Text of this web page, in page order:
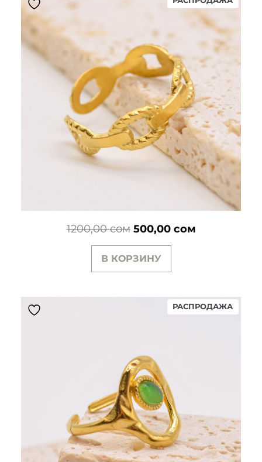
ТОВАР
1200,00сом Первоначальная
цена
составляла
500,00 сомТекущая
В КОРЗИНУ
РАСПРОДАЖА
ТОВАР